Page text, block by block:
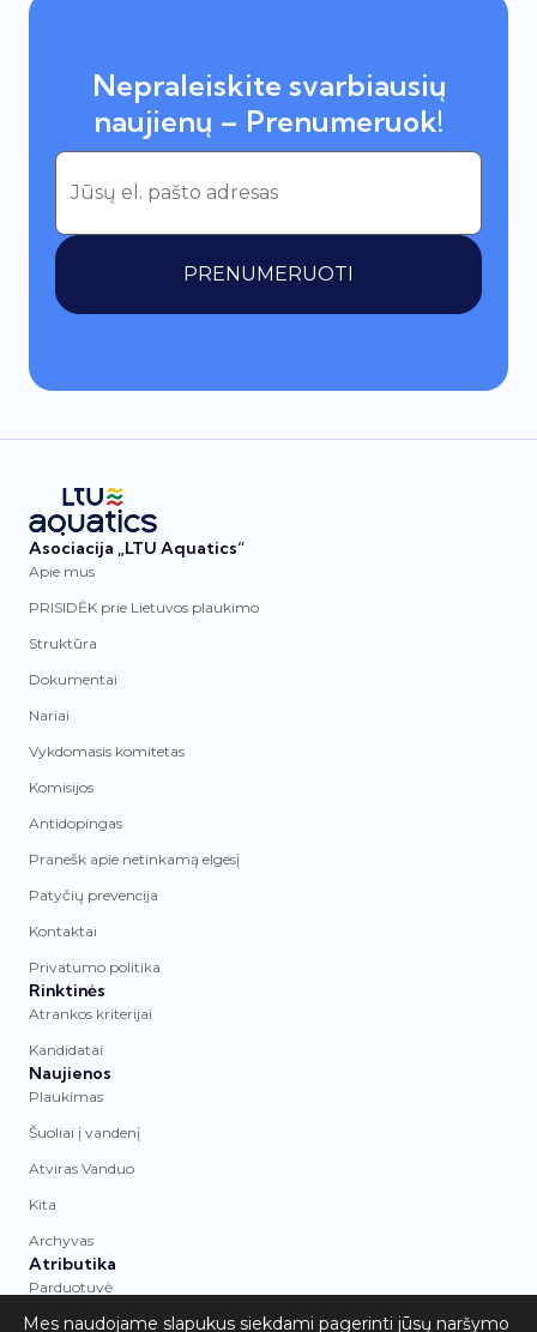
Nepraleiskite svarbiausių
naujienų – Prenumeruok!
PRENUMERUOTI
Asociacija „LTU Aquatics“
Apie mus
PRISIDĖK prie Lietuvos plaukimo
Struktūra
Dokumentai
Nariai
Vykdomasis komitetas
Komisijos
Antidopingas
Pranešk apie netinkamą elgesį
Patyčių prevencija
Kontaktai
Privatumo politika
Rinktinės
Atrankos kriterijai
Kandidatai
Naujienos
Plaukimas
Šuoliai į vandenį
Atviras Vanduo
Kita
Archyvas
Atributika
Parduotuvė
Mes naudojame slapukus siekdami pagerinti jūsų naršymo